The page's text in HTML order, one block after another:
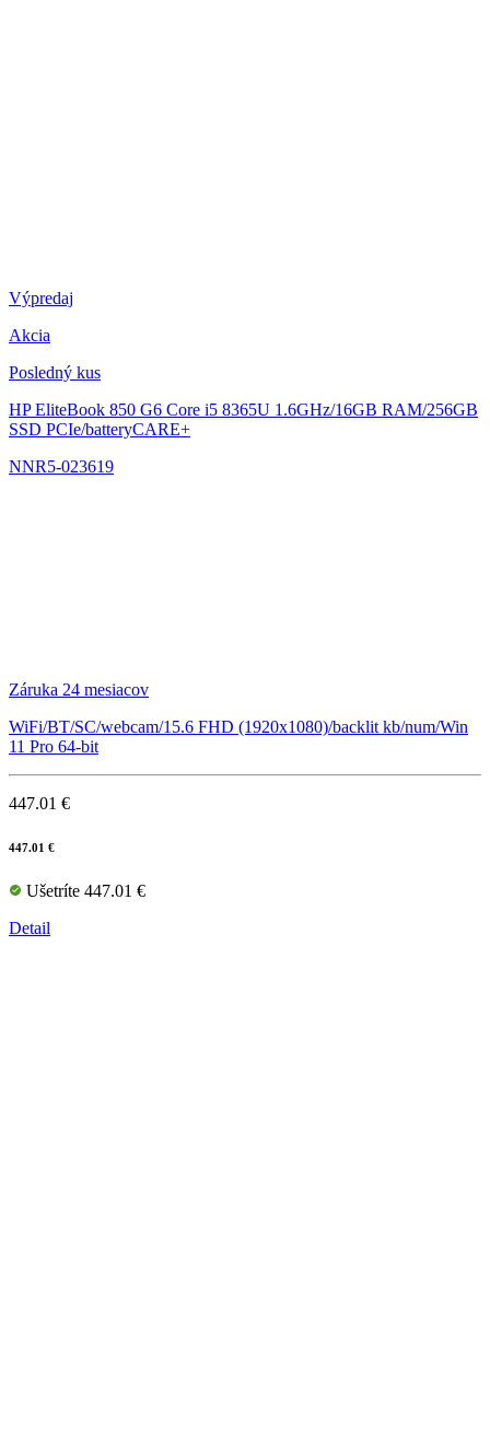
Výpredaj
Akcia
Posledný kus
HP EliteBook 850 G6 Core i5 8365U 1.6GHz/16GB RAM/256GB
SSD PCIe/batteryCARE+
NNR5-023619
Záruka 24 mesiacov
WiFi/BT/SC/webcam/15.6 FHD (1920x1080)/backlit kb/num/Win
11 Pro 64-bit
447.01 €
447.01 €
Ušetríte 447.01 €
Detail